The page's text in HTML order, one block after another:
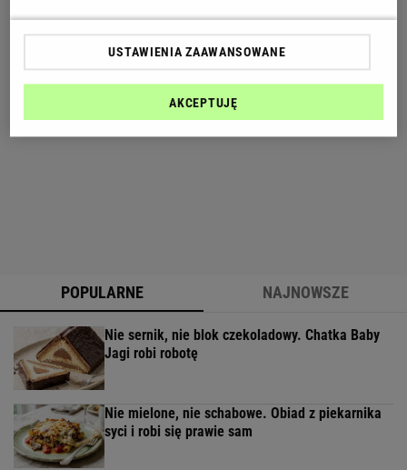
POPULARNE NAJNOWSZE
Nie sernik, nie blok czekoladowy. Chatka Baby
Jagi robi robotę
Nie mielone, nie schabowe. Obiad z piekarnika
syci i robi się prawie sam
USTAWIENIA ZAAWANSOWANE
AKCEPTUJĘ